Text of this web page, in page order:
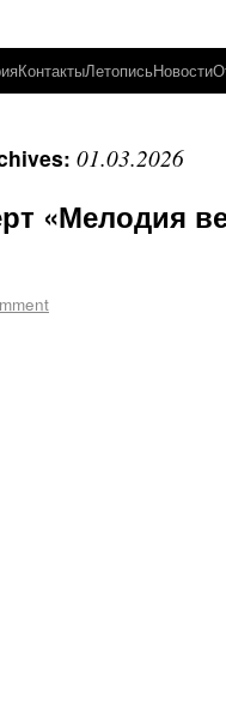
КонтактыЛетописьНовости
01.03.2026
«Мелодия